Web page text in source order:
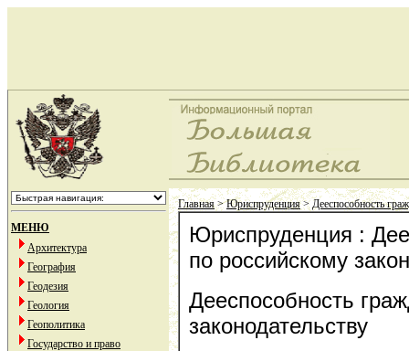
МЕНЮ
Архитектура
География
Геодезия
Геология
Геополитика
Государство и право
Главная>Юриспруденция>Дееспособность
Юриспруденция :
по российскому
Дееспособность
законодательству